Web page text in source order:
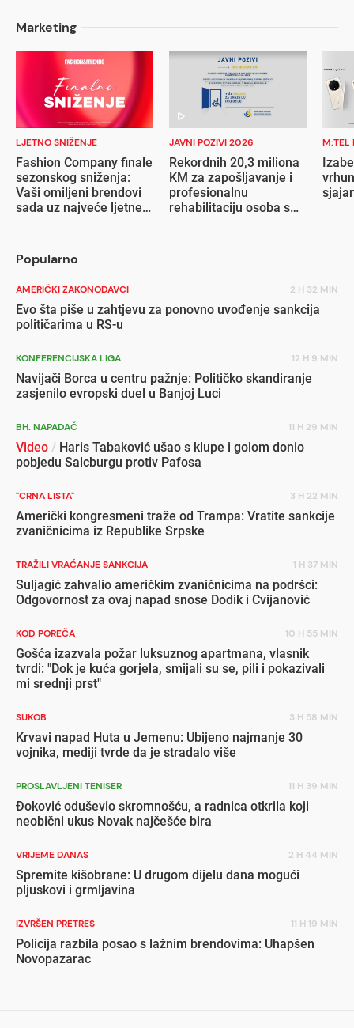
Marketing
LJETNO SNIŽENJE
Fashion Company finale
sezonskog sniženja:
Vaši omiljeni brendovi
sada uz najveće ljetne
JAVNI POZIVI 2026
Rekordnih 20,3 miliona
KM za zapošljavanje i
profesionalnu
rehabilitaciju osoba s
M:TEL
Popularno
AMERIČKI ZAKONODAVCI 2 H 32 MIN
Evo šta piše u zahtjevu za ponovno uvođenje sankcija
političarima u RS-u
KONFERENCIJSKA LIGA 12 H 9 MIN
Navijači Borca u centru pažnje: Političko skandiranje
zasjenilo evropski duel u Banjoj Luci
BH. NAPADAČ 11 H 29 MIN
Video / Haris Tabaković ušao s klupe i golom donio
pobjedu Salcburgu protiv Pafosa
"CRNA LISTA" 3 H 22 MIN
Američki kongresmeni traže od Trampa: Vratite sankcije
zvaničnicima iz Republike Srpske
TRAŽILI VRAĆANJE SANKCIJA 1 H 37 MIN
Suljagić zahvalio američkim zvaničnicima na podršci:
Odgovornost za ovaj napad snose Dodik i Cvijanović
KOD POREČA 10 H 55 MIN
Gošća izazvala požar luksuznog apartmana, vlasnik
tvrdi: "Dok je kuća gorjela, smijali su se, pili i pokazivali
mi srednji prst"
SUKOB 3 H 58 MIN
Krvavi napad Huta u Jemenu: Ubijeno najmanje 30
vojnika, mediji tvrde da je stradalo više
PROSLAVLJENI TENISER 11 H 39 MIN
Đoković oduševio skromnošću, a radnica otkrila koji
neobični ukus Novak najčešće bira
VRIJEME DANAS 2 H 44 MIN
Spremite kišobrane: U drugom dijelu dana mogući
pljuskovi i grmljavina
IZVRŠEN PRETRES 11 H 19 MIN
Policija razbila posao s lažnim brendovima: Uhapšen
Novopazarac